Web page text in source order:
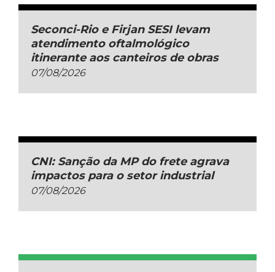
Seconci-Rio e Firjan SESI levam
atendimento oftalmológico
itinerante aos canteiros de obras
07/08/2026
CNI: Sanção da MP do frete agrava
impactos para o setor industrial
07/08/2026